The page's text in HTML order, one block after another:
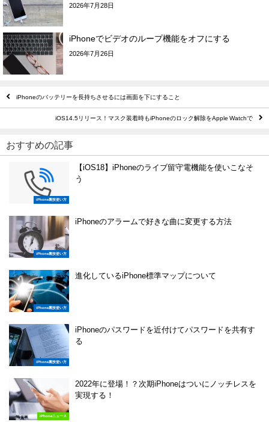
2026年7月28日
iPhoneでビデオのループ機能をオフにする
2026年7月26日
iPhoneのバッテリーを長持ちさせるには画面を下にすること
iOS14.5リリース！マスク装着時もiPhoneのロック解除をApple Watchで
おすすめの記事
iPhone裏技使い方
【iOS18】iPhoneのライブ留守電機能を使いこなそ
う
iPhone裏技使い方
iPhoneのアラームで好きな曲に変更する方法
iPhone裏技使い方
進化しているiPhone標準マップについて
iPhone裏技使い方
iPhoneのパスワードを近付けてパスワードを共有す
る
iPhoneニュース
2022年に登場！？次期iPhoneはついにノッチレスを
実現する！